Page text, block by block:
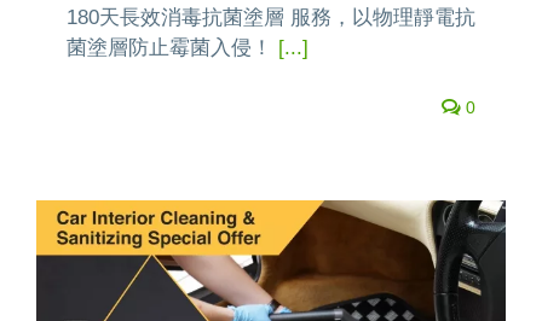
180天長效消毒抗菌塗層 服務，以物理靜電抗
菌塗層防止霉菌入侵！ [...]
0